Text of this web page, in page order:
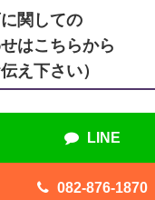
関しての
はこちらから
え下さい）
LINE
082-876-1870